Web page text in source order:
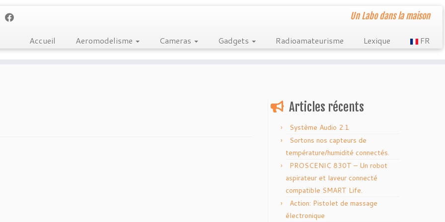
Un Labo dans la maison
Accueil Aeromodelisme Cameras Gadgets Radioamateurisme Lexique FR
Articles récents
Système Audio 2.1
Sortons nos capteurs de
température/humidité connectés.
PROSCENIC 830T – Un robot
aspirateur et laveur connecté
compatible SMART Life.
Action: Pistolet de massage
électronique